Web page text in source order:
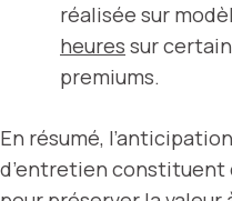
réalisée sur
heures sur
premiums.
En résumé,
d’entretien